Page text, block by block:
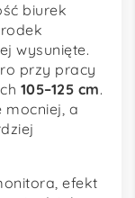
biurek
wysunięte.
przy pracy
105–125 cm.
a
efekt